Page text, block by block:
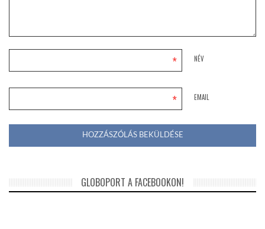
NÉV
*
EMAIL
*
GLOBOPORT A FACEBOOKON!